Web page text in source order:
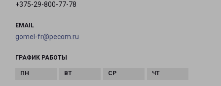
+375-29-800-77-78
EMAIL
gomel-fr@pecom.ru
ГРАФИК РАБОТЫ